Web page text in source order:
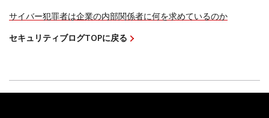
サイバー犯罪者は企業の内部関係者に何を求めているのか
セキュリティブログTOPに戻る